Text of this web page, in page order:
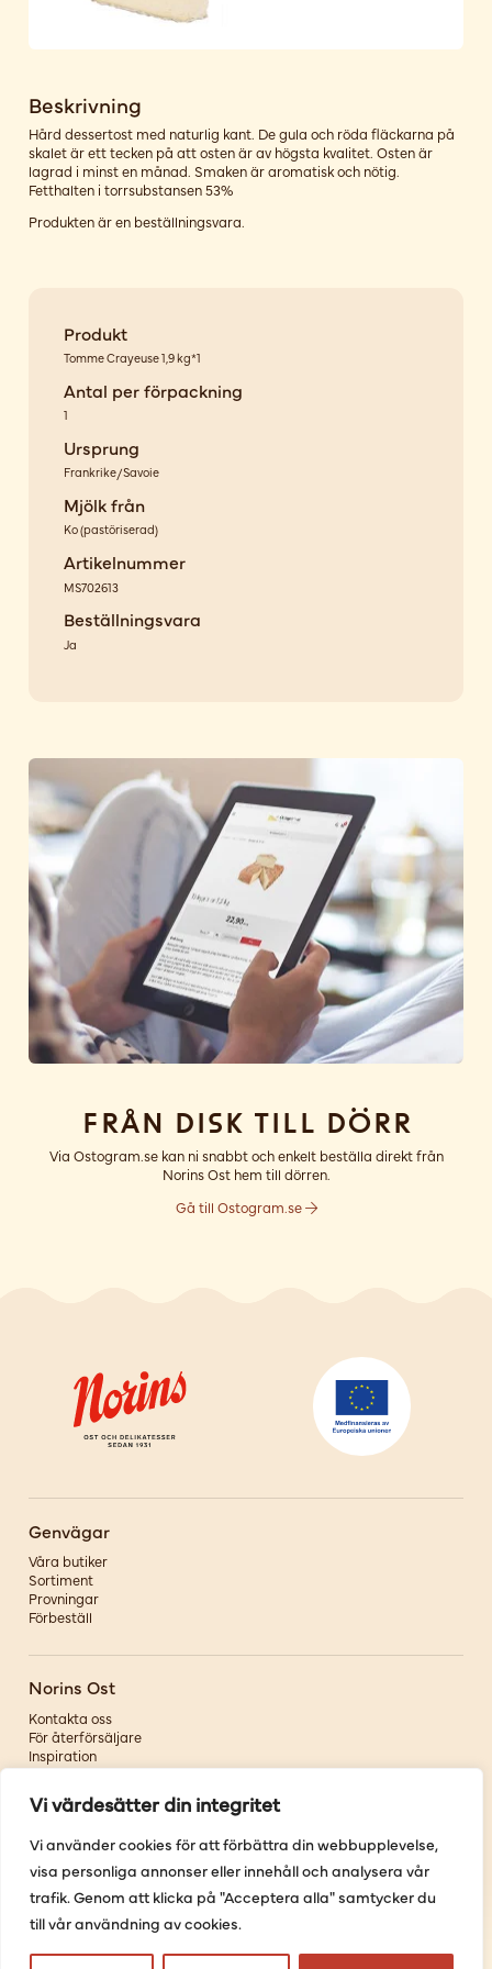
Vi värdesätter din integritet
Vi använder cookies för att förbättra din webbupplevelse,
visa personliga annonser eller innehåll och analysera vår
trafik. Genom att klicka på "Acceptera alla" samtycker du
till vår användning av cookies.
Beskrivning
Hård dessertost med naturlig kant. De gula och röda fläckarna på
skalet är ett tecken på att osten är av högsta kvalitet. Osten är
lagrad i minst en månad. Smaken är aromatisk och nötig.
Fetthalten i torrsubstansen 53%
Produkten är en beställningsvara.
Produkt
Tomme Crayeuse 1,9 kg*1
Antal per förpackning
1
Ursprung
Frankrike/Savoie
Mjölk från
Ko(pastöriserad)
Artikelnummer
MS702613
Beställningsvara
Ja
Från disk till dörr
Via Ostogram.se kan ni snabbt och enkelt beställa direkt från
Norins Ost hem till dörren.
Gå till Ostogram.se
Genvägar
Våra butiker
Sortiment
Provningar
Förbeställ
Norins Ost
Kontakta oss
För återförsäljare
Inspiration
Om oss
Följ oss
Facebook
Instagram
Youtube